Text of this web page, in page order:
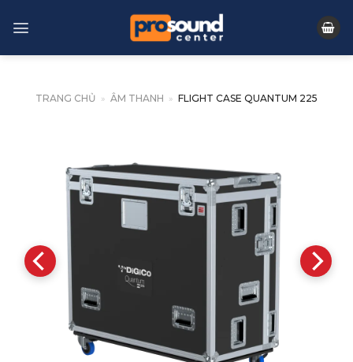
TRANG CHỦ » ÂM THANH » FLIGHT CASE QUANTUM 225